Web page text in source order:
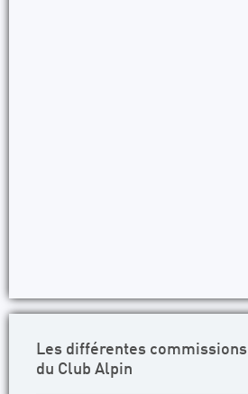
Les différentes commissions
du Club Alpin